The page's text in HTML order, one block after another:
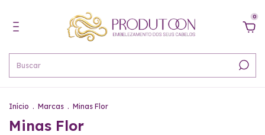
0
Início . Marcas . Minas Flor
Minas Flor